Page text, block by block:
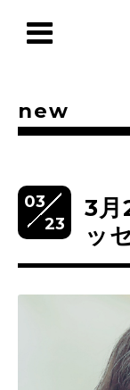
new
03
23
3月
ッ